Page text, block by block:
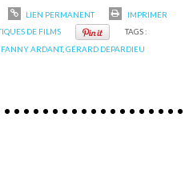
LIEN PERMANENT
IMPRIMER
DE FILMS
TAGS :
FANNY ARDANT,GÉRARD DEPARDIEU